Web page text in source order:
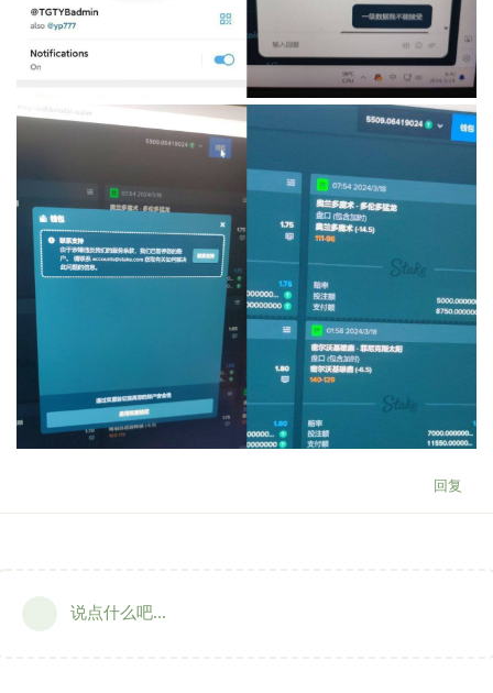
回复
说点什么吧...